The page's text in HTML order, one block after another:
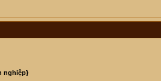
nghiệp}